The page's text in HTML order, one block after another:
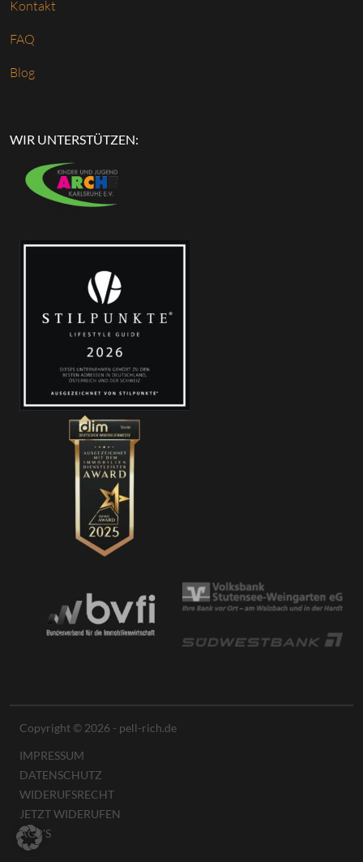
Kontakt
FAQ
Blog
WIR UNTERSTÜTZEN:
Copyright © 2026 - pell-rich.de
IMPRESSUM
DATENSCHUTZ
WIDERUFSRECHT
JETZT WIDERUFEN
AGB'S